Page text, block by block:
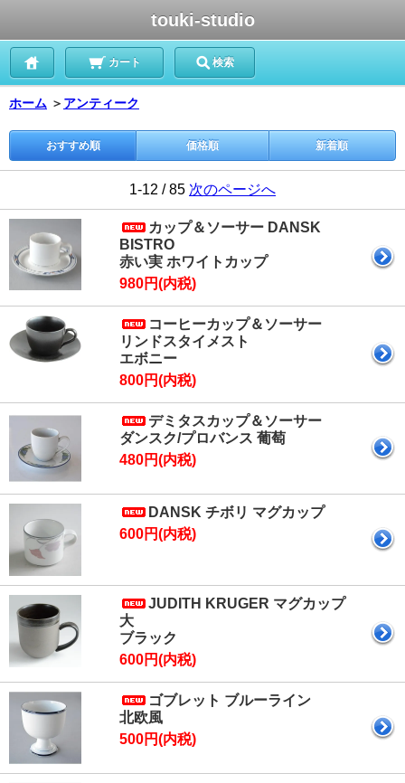
touki-studio
カート 検索
ホーム ＞ アンティーク
おすすめ順 価格順 新着順
1-12 / 85 次のページへ
カップ＆ソーサー DANSK
BISTRO
赤い実 ホワイトカップ
980円(内税)
コーヒーカップ＆ソーサー
リンドスタイメスト
エボニー
800円(内税)
デミタスカップ＆ソーサー
ダンスク/プロバンス 葡萄
480円(内税)
DANSK チボリ マグカップ
600円(内税)
JUDITH KRUGER マグカップ
大
ブラック
600円(内税)
ゴブレット ブルーライン
北欧風
500円(内税)